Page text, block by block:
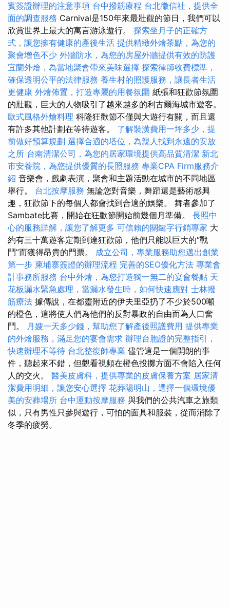
賓簽證辦理的注意事項 台中撥筋療程 台北徵信社，提供全
面的調查服務 Carnival是150年來最壯觀的節日，我們可以
欣賞世界上最大的寓言游泳遊行。 探索坐月子的正確方
式，讓您擁有健康的產後生活 提供精緻外燴茶點，為您的
聚會增色不少 外牆防水，為您的房屋外牆提供有效的防護
宜蘭外燴，為當地聚會帶來美味選擇 探索律師收費標準，
確保透明公平的法律服務 養生村的照護服務，讓長者生活
更健康 外燴佈置，打造專屬的用餐氛圍 紙張和狂歡節氛圍
的壯觀，巨大的人物吸引了越來越多的利古爾海城市遊客。
歐式風格外燴料理 科隆狂歡節不僅與大遊行有關，而且還
有許多其他計劃在等待遊客。 了解裝潢費用一坪多少，提
前做好預算規劃 選擇合適的塔位，為親人找到永遠的安放
之所 台南清潔公司，為您的居家環境提供高品質清潔 新北
市安養院，為您提供優質的長照服務 專業CPA Firm服務介
紹 音樂會，戲劇表演，聚會和主題活動在城市的不同地區
舉行。 台北按摩服務 無論您對音樂，舞蹈還是藝術感興
趣，狂歡節下的每個人都會找到合適的娛樂。 舞者參加了
Sambate比賽，開始在狂歡節開始前幾個月準備。 長照中
心的服務詳解，讓您了解更多 可信賴的關鍵字行銷專家 大
約有三十萬遊客定期到達狂歡節，他們只能以巨大的“戰
鬥”而獲得昂貴的門票。 成立公司，專業服務助您邁出創業
第一步 柬埔寨簽證的辦理流程 完善的SEO優化方法 專業會
計事務所服務 台中外燴，為您打造獨一無二的宴會餐點 天
花板漏水緊急處理，當漏水發生時，如何快速應對 士林撥
筋療法 據傳說，在都靈附近的伊夫里亞扔了不少於500噸
的橙色，這將使人們為他們的反對暴政的自由而為人口奮
鬥。 月嫂一天多少錢，幫助您了解產後照護費用 提供專業
的外燴服務，滿足您的宴會需求 辦理台胞證的完整指引，
快速辦理不等待 台北整復師專業 儘管這是一個開朗的事
件，聽起來不錯，但觀看視頻在橙色投擲方面不會陷入任何
人的交火。 醫美皮膚科，提供專業的皮膚保養方案 居家清
潔費用明細，讓您安心選擇 花葬陽明山，選擇一個環境優
美的安葬場所 台中運動按摩服務 與我們的公共汽車之旅類
似，只有男性只參與遊行，可怕的面具和服裝，從而消除了
冬季的疲勞。